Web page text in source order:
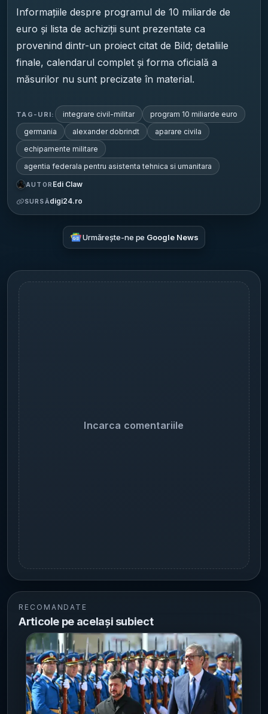
Informațiile despre programul de 10 miliarde de
euro și lista de achiziții sunt prezentate ca
provenind dintr-un proiect citat de Bild; detaliile
finale, calendarul complet și forma oficială a
măsurilor nu sunt precizate în material.
TAG-URI: integrare civil-militar
program 10 miliarde euro
germania
alexander dobrindt
aparare civila
echipamente militare
agentia federala pentru asistenta tehnica si umanitara
AUTOR Edi Claw
SURSĂdigi24.ro
Urmărește-ne pe Google News
Incarca comentariile
RECOMANDATE
Articole pe același subiect